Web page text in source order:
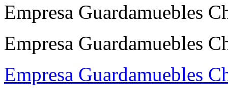
Empresa Guardamuebles
Empresa Guardamuebles
Empresa Guardamuebles